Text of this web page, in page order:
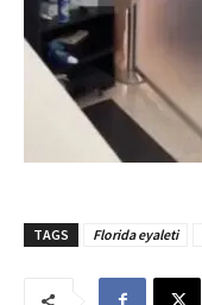
TAGS Florida eyaleti